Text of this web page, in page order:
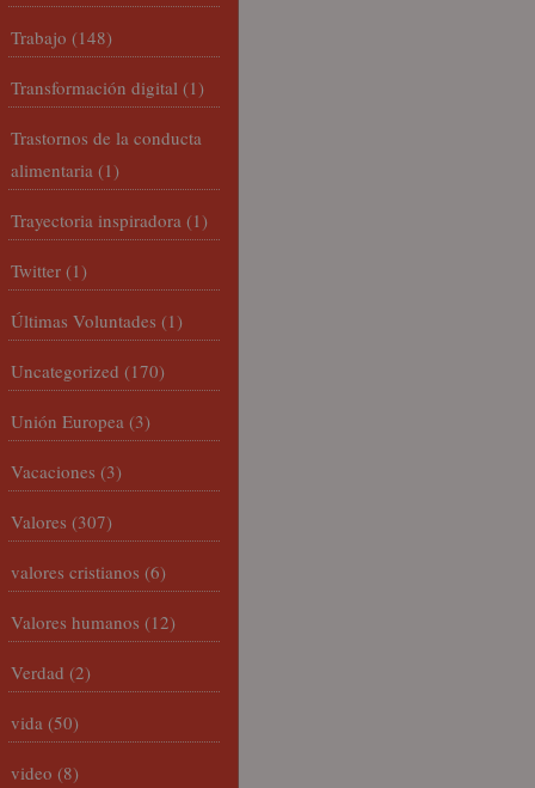
Trabajo (148)
Transformación digital (1)
Trastornos de la conducta
alimentaria (1)
Trayectoria inspiradora (1)
Twitter (1)
Últimas Voluntades (1)
Uncategorized (170)
Unión Europea (3)
Vacaciones (3)
Valores (307)
valores cristianos (6)
Valores humanos (12)
Verdad (2)
vida (50)
video (8)